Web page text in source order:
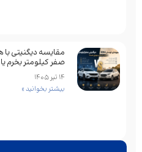
صفر کیلومتر بخرم یا
14 تیر 1405
بیشتر بخوانید »